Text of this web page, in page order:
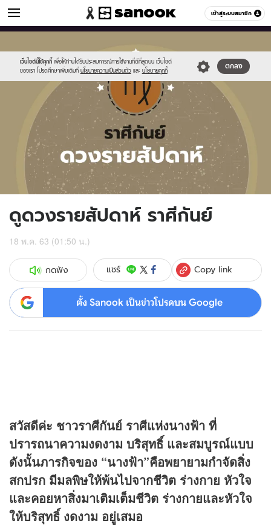
เข้าสู่ระบบสมาชิก
ดูดวง หมวดอื่นๆ
เว็บไซต์นี้ใช้คุกกี้ เพื่อให้ท่านได้รับประสบการณ์การใช้งานที่ดีที่สุดบน เว็บไซต์
ของเรา โปรดศึกษาเพิ่มเติมที่ นโยบายความเป็นส่วนตัว และ นโยบายคุกกี้
ตกลง
new-
sanook.png
horoscope-
virgo_zodiac.jpg
ดูดวงรายสัปดาห์ ราศีกันย์
18 พ.ค. 63 (01:50 น.)
กดฟัง แชร์ Copy link
ตั้ง Sanook เป็นข่าวโปรดบน Google
สวัสดีค่ะ ชาวราศีกันย์ ราศีแห่งนางฟ้า ที่
ปรารถนาความงดงาม บริสุทธิ์ และสมบูรณ์แบบ
ดังนั้นภารกิจของ “นางฟ้า”คือพยายามกำจัดสิ่ง
สกปรก มีมลพิษให้พ้นไปจากชีวิต ร่างกาย หัวใจ
และคอยหาสิ่งมาเติมเต็มชีวิต ร่างกายและหัวใจ
ให้บริสุทธิ์ งดงาม อยู่เสมอ